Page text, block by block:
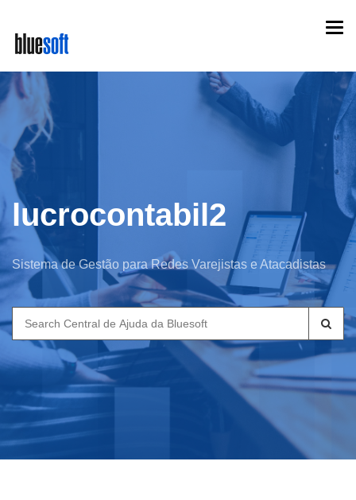
main
content
lucrocontabil2
Sistema de Gestão para Redes Varejistas e Atacadistas
Search
for: